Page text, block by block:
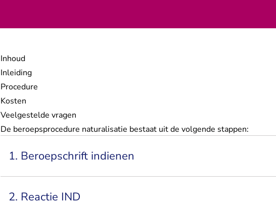
Inhoud
Inleiding
Procedure
Kosten
Veelgestelde vragen
De beroepsprocedure naturalisatie bestaat uit de volgende stappen:
1. Beroepschrift indienen
2. Reactie IND